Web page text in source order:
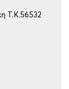
Τ.Κ.56532